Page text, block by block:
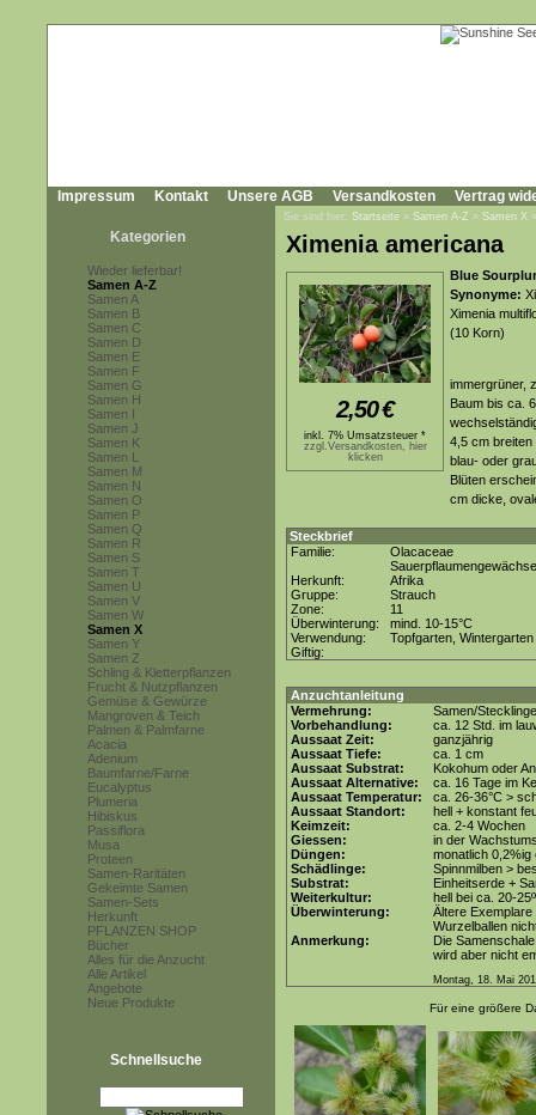
Impressum Kontakt Unsere AGB Versandkosten Vertrag
Kategorien
Wieder lieferbar!
Samen A-Z
Samen A
Samen B
Samen C
Samen D
Samen E
Samen F
Samen G
Samen H
Samen I
Samen J
Samen K
Samen L
Samen M
Samen N
Samen O
Samen P
Samen Q
Samen R
Samen S
Samen T
Samen U
Samen V
Samen W
Samen X
Samen Y
Samen Z
Schling & Kletterpflanzen
Frucht & Nutzpflanzen
Gemüse & Gewürze
Mangroven & Teich
Palmen & Palmfarne
Acacia
Adenium
Baumfarne/Farne
Eucalyptus
Plumeria
Hibiskus
Passiflora
Musa
Proteen
Samen-Raritäten
Gekeimte Samen
Samen-Sets
Herkunft
PFLANZEN SHOP
Bücher
Alles für die Anzucht
Alle Artikel
Angebote
Neue Produkte
Schnellsuche
Sie sind hier: Startseite » Samen A-Z » Samen X
Ximenia americana
2,50€
inkl. 7% Umsatzsteuer *
zzgl.Versandkosten, hier
klicken
Blue
Synonyme:
Ximenia
(10 Korn)
immergrüner,
Baum bis ca.
4,5 cm breiten
blau- oder
Blüten
cm dicke,
Steckbrief
Familie:
Olacaceae
Sauerpflaumengewächse
Herkunft:
Afrika
Gruppe:
Strauch
Zone:
11
Überwinterung:
mind. 10-15°C
Verwendung:
Topfgarten, Wintergarten
Giftig:
Anzuchtanleitung
Vermehrung:
Samen/Stecklinge
Vorbehandlung:
ca. 12 Std. im
Aussaat Zeit:
ganzjährig
Aussaat Tiefe:
ca. 1 cm
Aussaat Substrat:
Kokohum oder
Aussaat Alternative:
ca. 16 Tage im
Aussaat Temperatur:
ca. 26-36°C >
Aussaat Standort:
hell + konstant
Keimzeit:
ca. 2-4 Wochen
Giessen:
in der
Düngen:
monatlich
Schädlinge:
Spinnmilben >
Substrat:
Einheitserde +
Weiterkultur:
hell bei ca. 20-
Überwinterung:
Ältere
Wurzelballen
Anmerkung:
Die
wird aber nicht
Montag, 18. Mai
Für eine größere